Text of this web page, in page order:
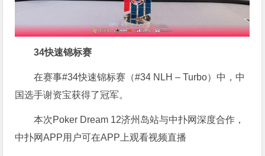
34快速锦标赛
在赛事#34快速锦标赛（#34 NLH – Turbo）中，中
国选手谢资宝获得了冠军。
本次Poker Dream 12济州岛站与中扑网深度合作，
中扑网APP用户可在APP上观看视频直播